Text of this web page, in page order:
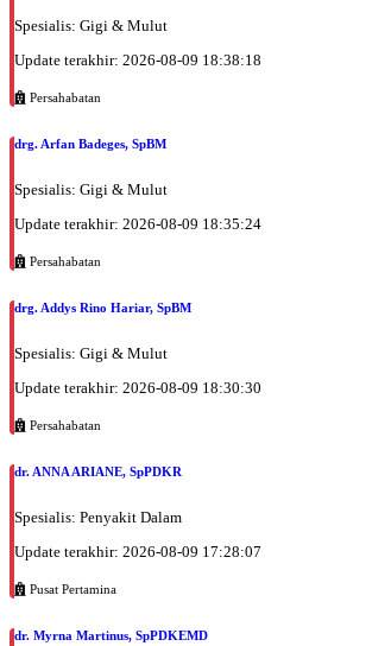
Spesialis: Gigi & Mulut
Update terakhir: 2026-08-09 18:38:18
Persahabatan
drg. Arfan Badeges, SpBM
Spesialis: Gigi & Mulut
Update terakhir: 2026-08-09 18:35:24
Persahabatan
drg. Addys Rino Hariar, SpBM
Spesialis: Gigi & Mulut
Update terakhir: 2026-08-09 18:30:30
Persahabatan
dr. ANNA ARIANE, SpPDKR
Spesialis: Penyakit Dalam
Update terakhir: 2026-08-09 17:28:07
Pusat Pertamina
dr. Myrna Martinus, SpPDKEMD